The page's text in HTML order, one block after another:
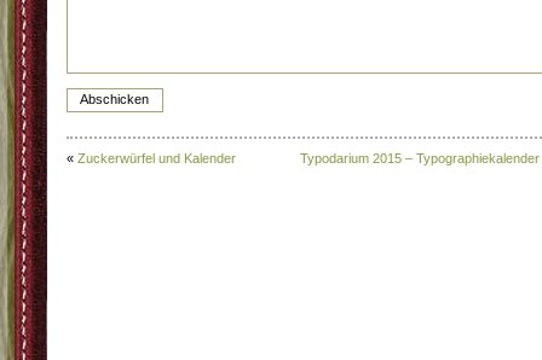
« Zuckerwürfel und Kalender Typodarium 2015 – Typographiekalender